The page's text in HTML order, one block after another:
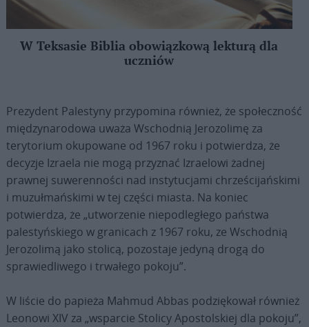
W Teksasie Biblia obowiązkową lekturą dla
uczniów
Prezydent Palestyny przypomina również, że społeczność
międzynarodowa uważa Wschodnią Jerozolimę za
terytorium okupowane od 1967 roku i potwierdza, że
decyzje Izraela nie mogą przyznać Izraelowi żadnej
prawnej suwerenności nad instytucjami chrześcijańskimi
i muzułmańskimi w tej części miasta. Na koniec
potwierdza, że „utworzenie niepodległego państwa
palestyńskiego w granicach z 1967 roku, ze Wschodnią
Jerozolimą jako stolicą, pozostaje jedyną drogą do
sprawiedliwego i trwałego pokoju”.
W liście do papieża Mahmud Abbas podziękował również
Leonowi XIV za „wsparcie Stolicy Apostolskiej dla pokoju”,